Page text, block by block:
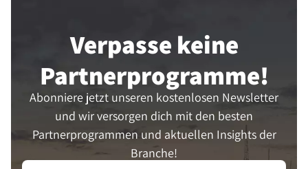
Verpasse keine
Partner­programme!
Abonniere jetzt unseren kostenlosen Newsletter
und wir versorgen dich mit den besten
Partnerprogrammen und aktuellen Insights der
Branche!